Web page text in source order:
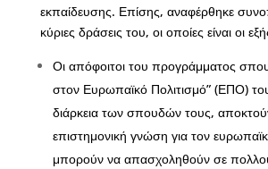
εκπαίδευσης. Επίσης, αναφέρθηκε
κύριες δράσεις του, οι οποίες είναι οι
Οι απόφοιτοι του προγράμματος
στον Ευρωπαϊκό Πολιτισμό” (ΕΠΟ)
διάρκεια των σπουδών τους,
επιστημονική γνώση για τον
μπορούν να απασχοληθούν σε